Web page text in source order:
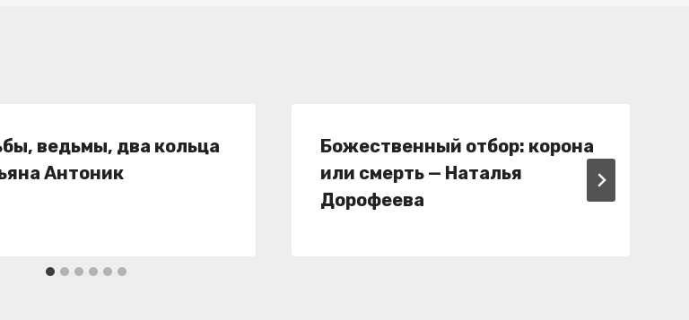
ведьмы, два кольца
Антоник
Божественный отбор: корона
или смерть — Наталья
Дорофеева